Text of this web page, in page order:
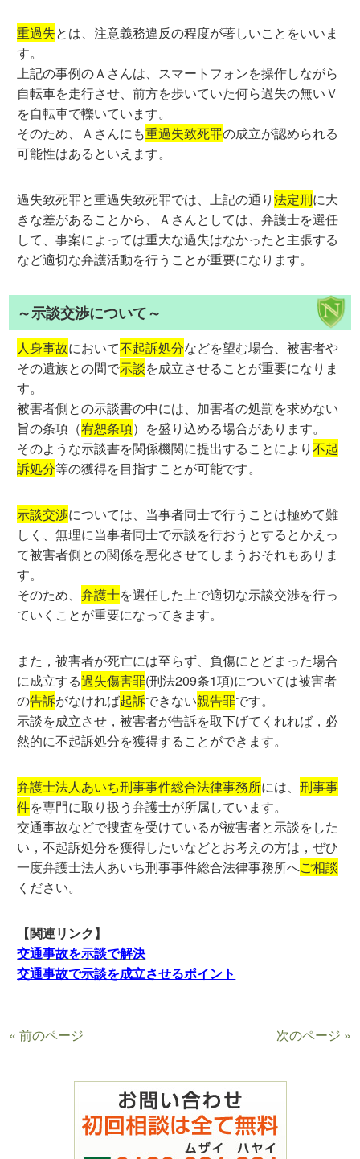
重過失とは、注意義務違反の程度が著しいことをいいま
す。
上記の事例のＡさんは、スマートフォンを操作しながら
自転車を走行させ、前方を歩いていた何ら過失の無いＶ
を自転車で轢いています。
そのため、Ａさんにも重過失致死罪の成立が認められる
可能性はあるといえます。
過失致死罪と重過失致死罪では、上記の通り法定刑に大
きな差があることから、Ａさんとしては、弁護士を選任
して、事案によっては重大な過失はなかったと主張する
など適切な弁護活動を行うことが重要になります。
～示談交渉について～
人身事故において不起訴処分などを望む場合、被害者や
その遺族との間で示談を成立させることが重要になりま
す。
被害者側との示談書の中には、加害者の処罰を求めない
旨の条項（宥恕条項）を盛り込める場合があります。
そのような示談書を関係機関に提出することにより不起
訴処分等の獲得を目指すことが可能です。
示談交渉については、当事者同士で行うことは極めて難
しく、無理に当事者同士で示談を行おうとするとかえっ
て被害者側との関係を悪化させてしまうおそれもありま
す。
そのため、弁護士を選任した上で適切な示談交渉を行っ
ていくことが重要になってきます。
また，被害者が死亡には至らず、負傷にとどまった場合
に成立する過失傷害罪(刑法209条1項)については被害者
の告訴がなければ起訴できない親告罪です。
示談を成立させ，被害者が告訴を取下げてくれれば，必
然的に不起訴処分を獲得することができます。
弁護士法人あいち刑事事件総合法律事務所には、刑事事
件を専門に取り扱う弁護士が所属しています。
交通事故などで捜査を受けているが被害者と示談をした
い，不起訴処分を獲得したいなどとお考えの方は，ぜひ
一度弁護士法人あいち刑事事件総合法律事務所へご相談
ください。
【関連リンク】
交通事故を示談で解決
交通事故で示談を成立させるポイント
« 前のページ 次のページ »